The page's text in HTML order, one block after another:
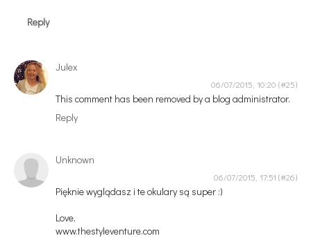
Reply
Julex
06/07/2015, 10:20
This comment has been removed by a blog administrator.
Reply
Unknown
06/07/2015, 17:51
Pięknie wyglądasz i te okulary są super :)
Love,
www.thestyleventure.com